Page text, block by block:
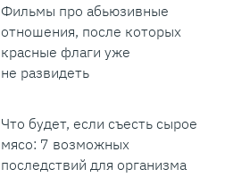
Фильмы про абьюзивные
отношения, после которых
красные флаги уже
не развидеть
Что будет, если съесть сырое
мясо: 7 возможных
последствий для организма